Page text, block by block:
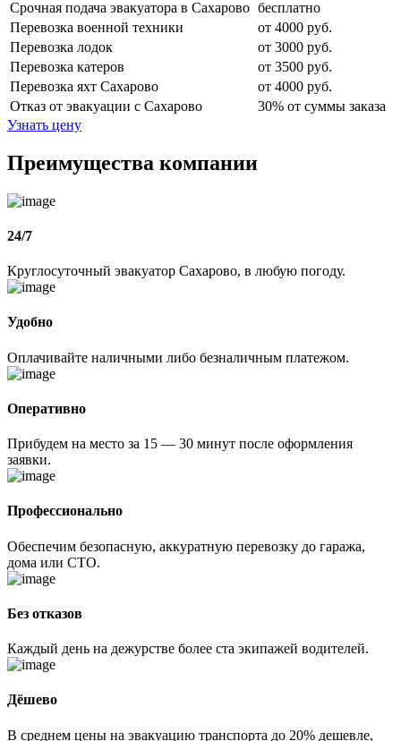
Срочная подача эвакуатора в Сахарово бесплатно
Перевозка военной техники
от 4000 руб.
Перевозка лодок
от 3000 руб.
Перевозка катеров
от 3500 руб.
Перевозка яхт Сахарово
от 4000 руб.
Отказ от эвакуации с Сахарово
30% от суммы заказа
Узнать цену
Преимущества компании
24/7
Круглосуточный эвакуатор Сахарово, в любую погоду.
Удобно
Оплачивайте наличными либо безналичным платежом.
Оперативно
Прибудем на место за 15 — 30 минут после оформления
заявки.
Профессионально
Обеспечим безопасную, аккуратную перевозку до гаража,
дома или СТО.
Без отказов
Каждый день на дежурстве более ста экипажей водителей.
Дёшево
В среднем цены на эвакуацию транспорта до 20% дешевле,